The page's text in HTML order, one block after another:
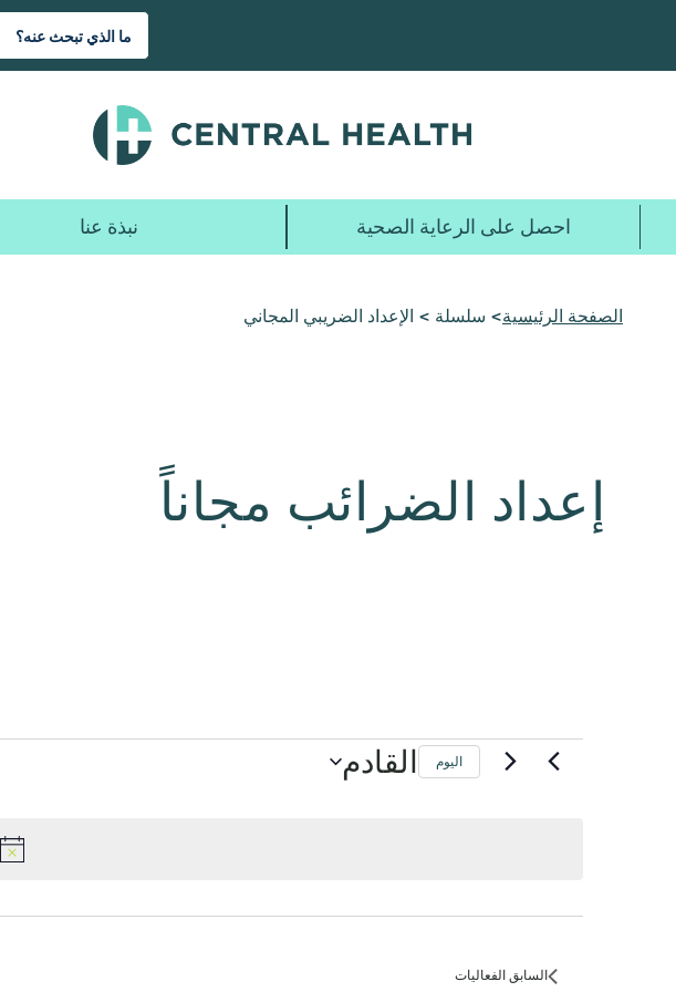
المحتوى
احصل على الرعاية الصحية نبذة عنا
الصفحة الرئيسية> سلسلة > الإعداد الضريبي المجاني
إعداد الضرائب مجاناً
الفعاليات
اليوم القادم
السابقالفعاليات